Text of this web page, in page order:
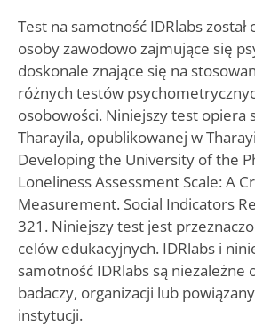
Test na samotność IDRlabs
osoby zawodowo zajmujące się
doskonale znające się na
różnych testów
osobowości. Niniejszy test opiera
Tharayila, opublikowanej w
Developing the University of the
Loneliness Assessment Scale: A
Measurement. Social Indicators
321. Niniejszy test jest
celów edukacyjnych. IDRlabs i
samotność IDRlabs są niezależne
badaczy, organizacji lub
instytucji.